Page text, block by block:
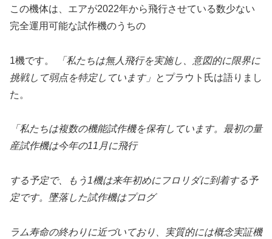
この機体は、エアが2022年から飛行させている数少ない
完全運用可能な試作機のうちの
1機です。
「私たちは無人飛行を実施し、意図的に限界に
挑戦して弱点を特定しています」 とプラウト氏は語りまし
た。
「私たちは複数の機能試作機を保有しています。最初の量
産試作機は今年の11月に飛行
する予定で、もう1機は来年初めにフロリダに到着する予
定です。墜落した試作機はプログ
ラム寿命の終わりに近づいており、実質的には概念実証機